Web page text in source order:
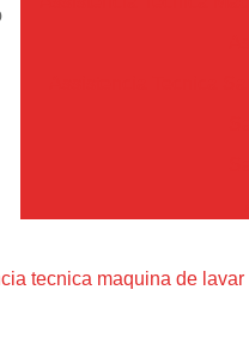
tecnica maquina de lavar